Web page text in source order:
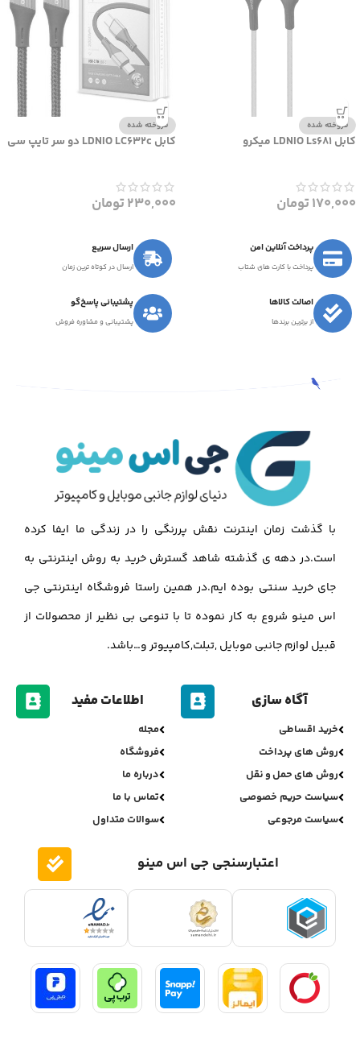
فروخته شده
کابل LDNIO Ls681 میکرو
170,000تومان
فروخته شده
کابل LDNIO LC632c دو سر تایپ سی
230,000تومان
پرداخت آنلاین امن
پرداخت با کارت های شتاب
ارسال سریع
ارسال در کوتاه ترین زمان
اصالت کالاها
از برترین برندها
پشتیبانی پاسخ‌گو
پشتیبانی و مشاوره فروش
با گذشت زمان اینترنت نقش پررنگی را در زندگی ما ایفا کرده
است.در دهه ی گذشته شاهد گسترش خرید به روش اینترنتی به
جای خرید سنتی بوده ایم.در همین راستا فروشگاه اینترنتی جی
اس مینو شروع به کار نموده تا با تنوعی بی نظیر از محصولات از
قبیل لوازم جانبی موبایل ,تبلت,کامپیوتر و…باشد.
آگاه سازی
خرید اقساطی
روش های پرداخت
روش های حمل و نقل
سیاست حریم خصوصی
سیاست مرجوعی
اطلاعات مفید
مجله
فروشگاه
درباره ما
تماس با ما
سوالات متداول
اعتبارسنجی جی اس مینو